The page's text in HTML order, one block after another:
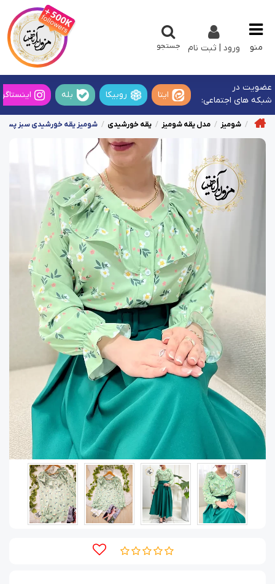
منو ورود | ثبت نام جستجو
عضویت در
شبکه های اجتماعی:
ایتا روبیکا بله
شومیز مدل یقه شومیز یقه خورشیدی شومیز یقه خورشیدی سبز